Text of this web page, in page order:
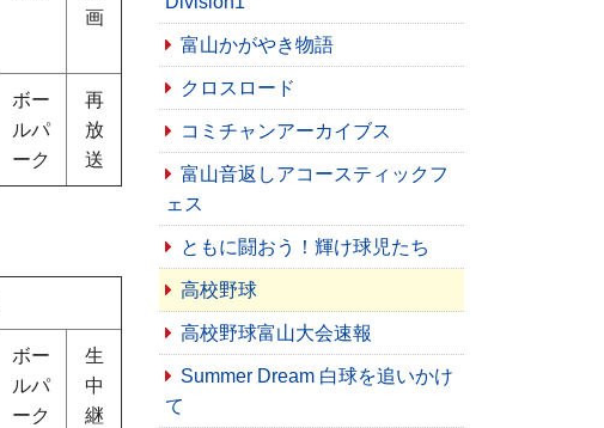
画
ボー
ルパ
ーク
再
放
送
ボー
ルパ
ーク
生
中
継
富山かがやき物語
クロスロード
コミチャンアーカイブス
富山音返しアコースティックフ
ェス
ともに闘おう！輝け球児たち
高校野球
高校野球富山大会速報
Summer Dream 白球を追いかけ
て